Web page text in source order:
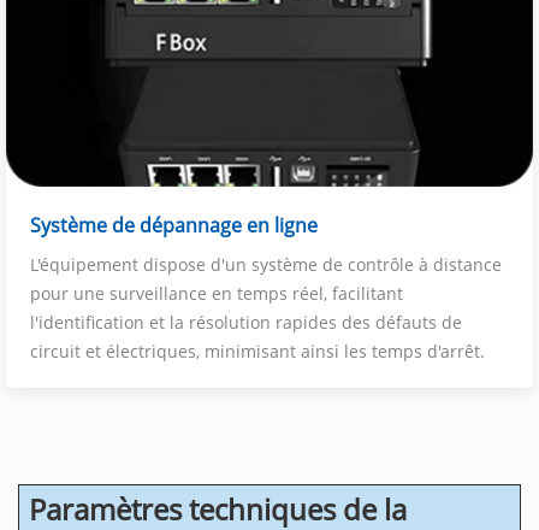
Système de dépannage en ligne
L'équipement dispose d'un système de contrôle à distance
pour une surveillance en temps réel, facilitant
l'identification et la résolution rapides des défauts de
circuit et électriques, minimisant ainsi les temps d'arrêt.
Paramètres techniques de la